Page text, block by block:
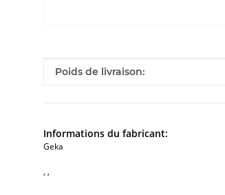
#productDetails.itemInformation#
#productDetails.itemValue#
Poids de livraison:
Informations du fabricant:
Geka
, ,